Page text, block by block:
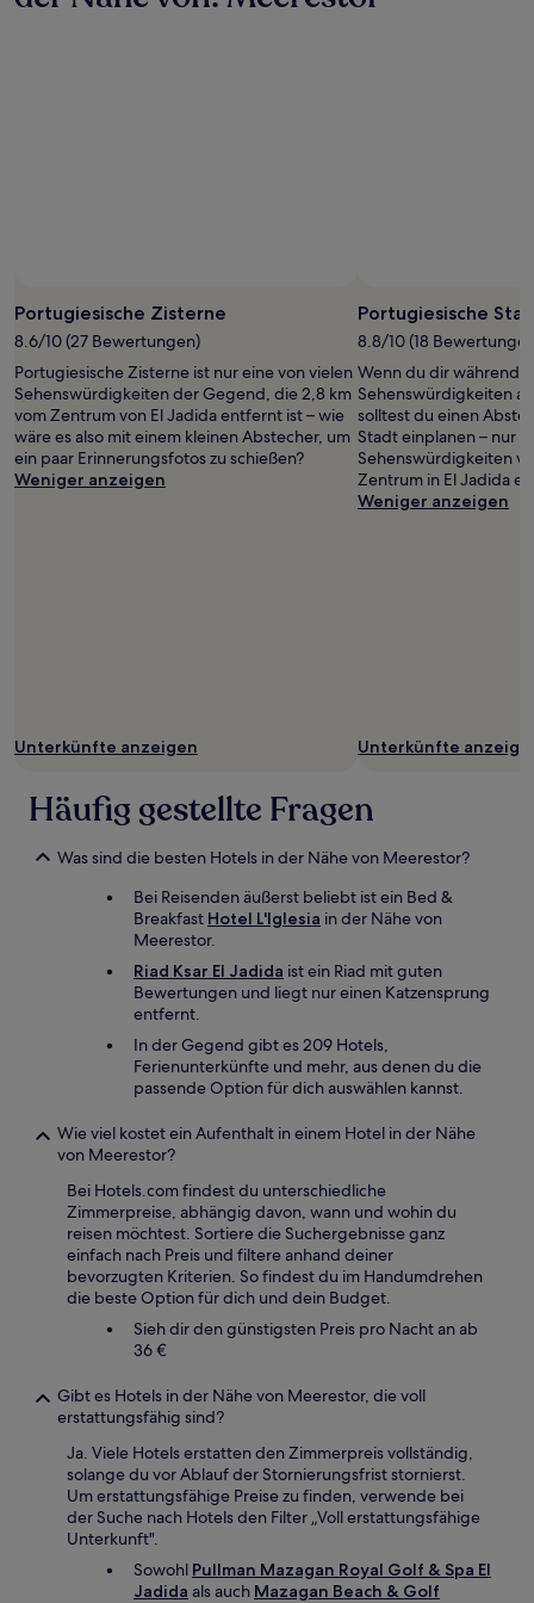
Portugiesische Zisterne
8.6/10 (27 Bewertungen)
Portugiesische Zisterne ist nur eine von vielen
Sehenswürdigkeiten der Gegend, die 2,8 km
vom Zentrum von El Jadida entfernt ist – wie
wäre es also mit einem kleinen Abstecher, um
ein paar Erinnerungsfotos zu schießen?
Weniger anzeigen
Unterkünfte anzeigen
Portugiesische
8.8/10 (18
Wenn du dir während
Sehenswürdigkeiten
solltest du einen
Stadt einplanen – nur
Sehenswürdigkeiten
Zentrum in El Jadida
Weniger anzeigen
Unterkünfte
Häufig gestellte Fragen
Was sind die besten Hotels in der Nähe von Meerestor?
Bei Reisenden äußerst beliebt ist ein Bed &
Breakfast Hotel L'Iglesia in der Nähe von
Meerestor.
Riad Ksar El Jadida ist ein Riad mit guten
Bewertungen und liegt nur einen Katzensprung
entfernt.
In der Gegend gibt es 209 Hotels,
Ferienunterkünfte und mehr, aus denen du die
passende Option für dich auswählen kannst.
Wie viel kostet ein Aufenthalt in einem Hotel in der Nähe
von Meerestor?
Bei Hotels.com findest du unterschiedliche
Zimmerpreise, abhängig davon, wann und wohin du
reisen möchtest. Sortiere die Suchergebnisse ganz
einfach nach Preis und filtere anhand deiner
bevorzugten Kriterien. So findest du im Handumdrehen
die beste Option für dich und dein Budget.
Sieh dir den günstigsten Preis pro Nacht an ab
36 €
Gibt es Hotels in der Nähe von Meerestor, die voll
erstattungsfähig sind?
Ja. Viele Hotels erstatten den Zimmerpreis vollständig,
solange du vor Ablauf der Stornierungsfrist stornierst.
Um erstattungsfähige Preise zu finden, verwende bei
der Suche nach Hotels den Filter „Voll erstattungsfähige
Unterkunft".
Sowohl Pullman Mazagan Royal Golf & Spa El
Jadida als auch Mazagan Beach & Golf